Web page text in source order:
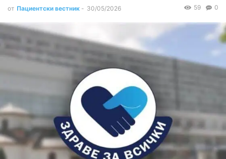
от Пациентски вестник - 30/05/2026 0
59